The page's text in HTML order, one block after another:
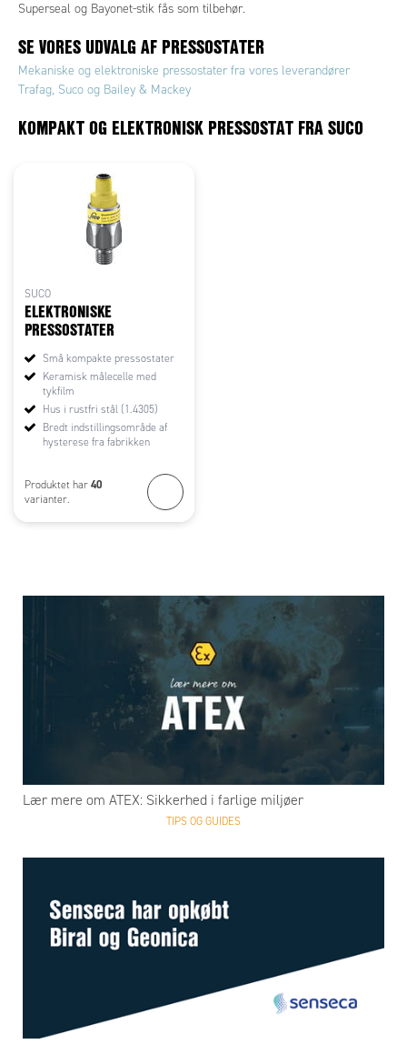
Superseal og Bayonet-stik fås som tilbehør.
SE VORES UDVALG AF PRESSOSTATER
Mekaniske og elektroniske pressostater fra vores leverandører
Trafag, Suco og Bailey & Mackey
KOMPAKT OG ELEKTRONISK PRESSOSTAT FRA SUCO
SUCO
ELEKTRONISKE
PRESSOSTATER
Små kompakte pressostater
Keramisk målecelle med
tykfilm
Hus i rustfri stål (1.4305)
Bredt indstillingsområde af
hysterese fra fabrikken
Produktet har 40
varianter.
Lær mere om ATEX: Sikkerhed i farlige miljøer
TIPS OG GUIDES